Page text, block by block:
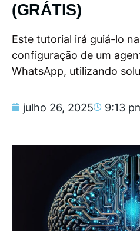
(GRÁTIS)
Este tutorial irá guiá-lo
configuração de um
WhatsApp, utilizando
julho 26, 2025 9:13